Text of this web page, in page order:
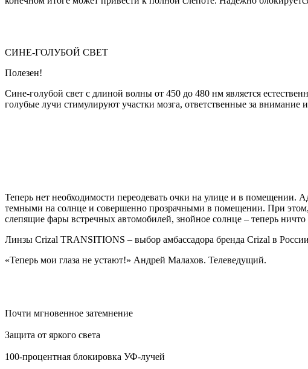
СИНЕ-ГОЛУБОЙ СВЕТ
Полезен!
Сине-голубой свет с длиной волны от 450 до 480 нм является
голубые лучи стимулируют участки мозга, ответственные за
Теперь нет необходимости переодевать очки на улице и в помещении.
темными на солнце и совершенно прозрачными в помещении. При
слепящие фары встречных автомобилей, знойное солнце – теперь
Линзы Crizal TRANSITIONS – выбор амбассадора бренда Crizal в
«Теперь мои глаза не устают!» Андрей Малахов. Телеведущий.
Почти мгновенное затемнение
Защита от яркого света
100-процентная блокировка УФ-лучей